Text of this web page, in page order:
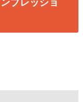
プレッショ